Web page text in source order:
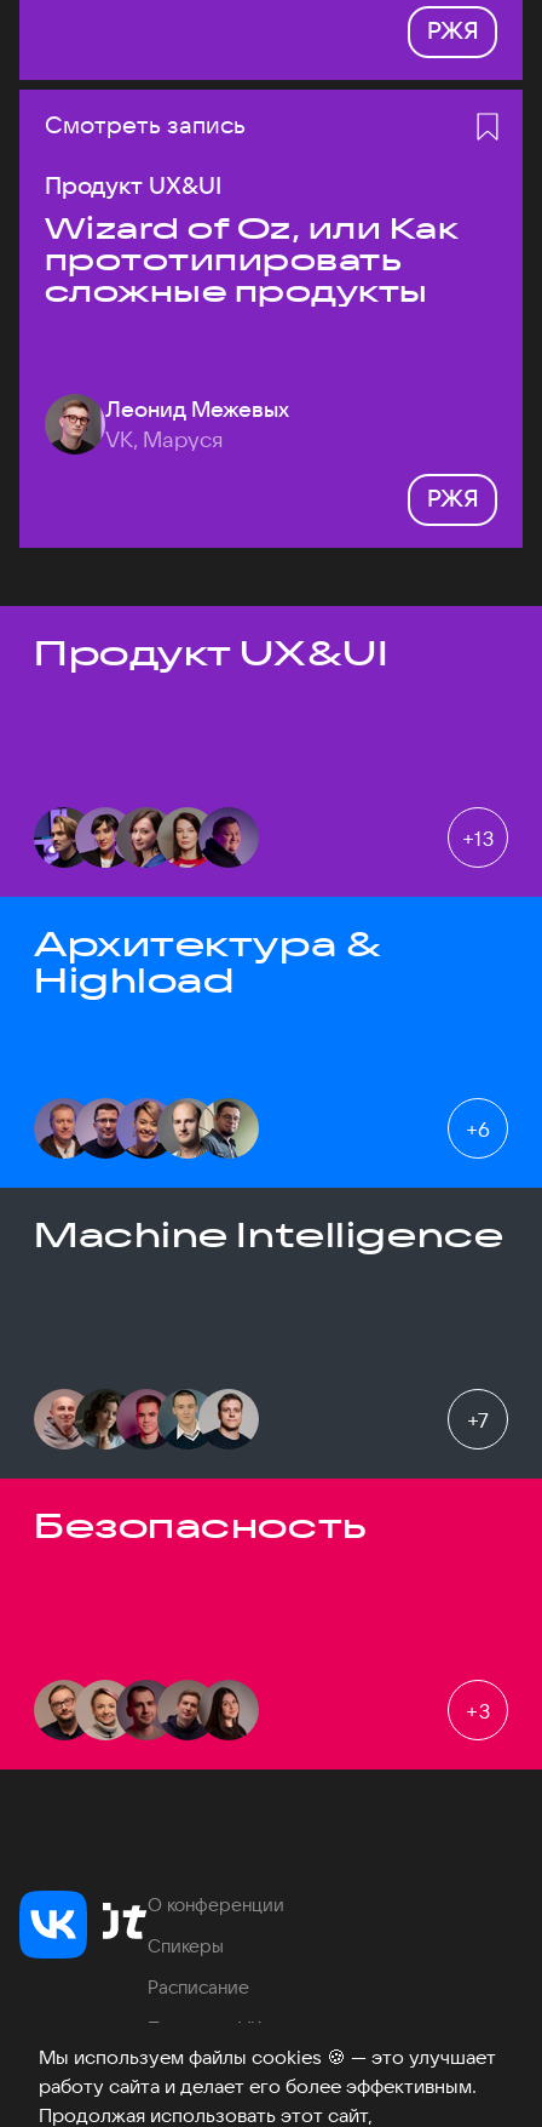
Мы используем файлы cookies 🍪 — это улучшает
работу сайта и делает его более эффективным.
Продолжая использовать этот сайт,
РЖЯ
Смотреть запись
Продукт UX&UI
Wizard of Oz, или Как
прототипировать
сложные продукты
Леонид Межевых
VK, Маруся
РЖЯ
Темы докладов
Продукт UX&UI
+13
Архитектура &
Highload
+6
Machine Intelligence
+7
Безопасность
+3
О конференции
Спикеры
Расписание
Продукты VK
Место проведения
Часто задаваемые вопросы